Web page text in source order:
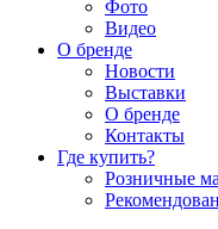
Фото
Видео
О бренде
Новости
Выставки
О бренде
Контакты
Где купить?
Розничные